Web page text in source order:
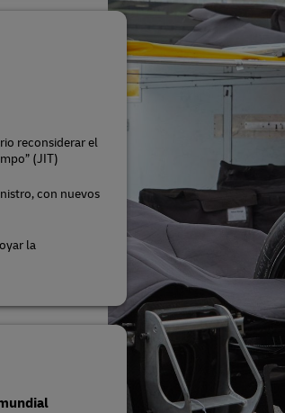
reconsiderar el
(JIT)
con nuevos
la